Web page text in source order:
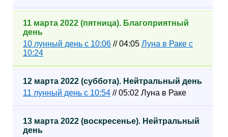
11 марта 2022 (пятница). Благоприятный
день
10 лунный день с 10:06 // 04:05 Луна в Раке с
10:24
12 марта 2022 (суббота). Нейтральный день
11 лунный день с 10:54 // 05:02 Луна в Раке
13 марта 2022 (воскресенье). Нейтральный
день